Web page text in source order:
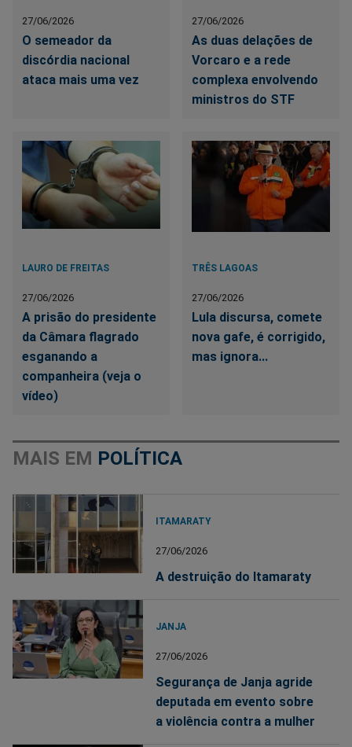
27/06/2026
O semeador da
discórdia nacional
ataca mais uma vez
27/06/2026
As duas delações de
Vorcaro e a rede
complexa envolvendo
ministros do STF
LAURO DE FREITAS
27/06/2026
A prisão do presidente
da Câmara flagrado
esganando a
companheira (veja o
vídeo)
TRÊS LAGOAS
27/06/2026
Lula discursa, comete
nova gafe, é corrigido,
mas ignora...
MAIS EM POLÍTICA
ITAMARATY
27/06/2026
A destruição do Itamaraty
JANJA
27/06/2026
Segurança de Janja agride
deputada em evento sobre
a violência contra a mulher